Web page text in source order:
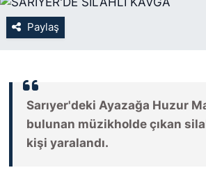
Paylaş
Sarıyer'deki Ayazağa Huzur
bulunan müzikholde çıkan
kişi yaralandı.
MAGAZİN
SAĞLIK
SARIYER HABERLERİ